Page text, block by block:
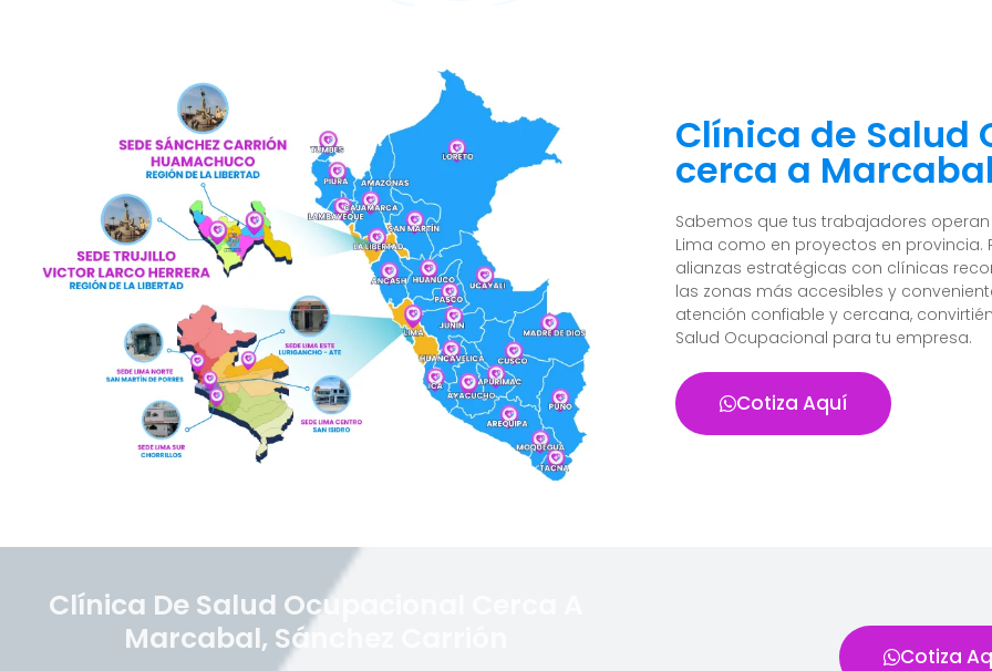
Clínica de Salud
cerca a
Sabemos que tus trabajadores
Lima como en proyectos en provincia.
alianzas estratégicas con clínicas
las zonas más accesibles y
atención confiable y cercana,
Salud Ocupacional para tu empresa.
Cotiza Aquí
Clínica De Salud Ocupacional Cerca A
Marcabal, Sánchez Carrión
Cotiza